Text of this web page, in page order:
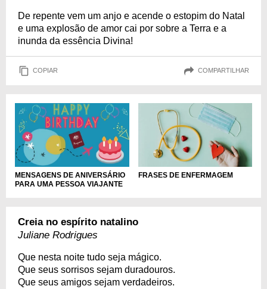
De repente vem um anjo e acende o estopim do Natal
e uma explosão de amor cai por sobre a Terra e a
inunda da essência Divina!
COPIAR COMPARTILHAR
MENSAGENS DE ANIVERSÁRIO
PARA UMA PESSOA VIAJANTE
FRASES DE ENFERMAGEM
Creia no espírito natalino
Juliane Rodrigues
Que nesta noite tudo seja mágico.
Que seus sorrisos sejam duradouros.
Que seus amigos sejam verdadeiros.